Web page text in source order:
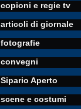
copioni e regie tv
articoli di giornale
fotografie
convegni
Sipario Aperto
scene e costumi